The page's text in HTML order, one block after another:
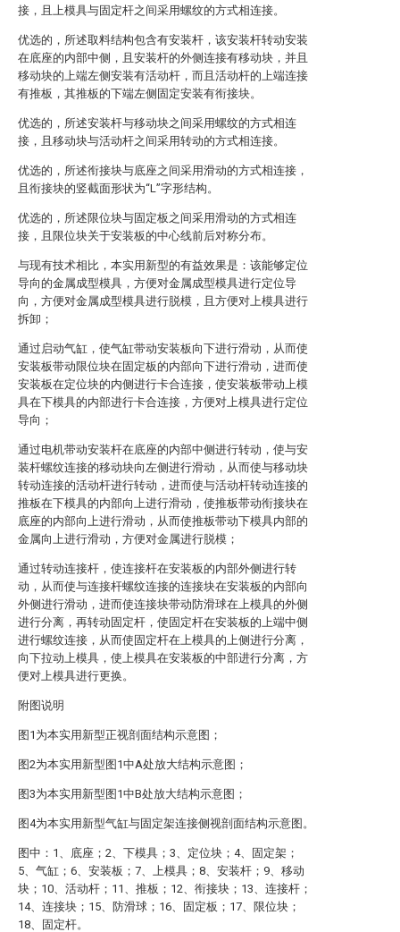
接，且上模具与固定杆之间采用螺纹的方式相连接。
优选的，所述取料结构包含有安装杆，该安装杆转动安装
在底座的内部中侧，且安装杆的外侧连接有移动块，并且
移动块的上端左侧安装有活动杆，而且活动杆的上端连接
有推板，其推板的下端左侧固定安装有衔接块。
优选的，所述安装杆与移动块之间采用螺纹的方式相连
接，且移动块与活动杆之间采用转动的方式相连接。
优选的，所述衔接块与底座之间采用滑动的方式相连接，
且衔接块的竖截面形状为“L”字形结构。
优选的，所述限位块与固定板之间采用滑动的方式相连
接，且限位块关于安装板的中心线前后对称分布。
与现有技术相比，本实用新型的有益效果是：该能够定位
导向的金属成型模具，方便对金属成型模具进行定位导
向，方便对金属成型模具进行脱模，且方便对上模具进行
拆卸；
通过启动气缸，使气缸带动安装板向下进行滑动，从而使
安装板带动限位块在固定板的内部向下进行滑动，进而使
安装板在定位块的内侧进行卡合连接，使安装板带动上模
具在下模具的内部进行卡合连接，方便对上模具进行定位
导向；
通过电机带动安装杆在底座的内部中侧进行转动，使与安
装杆螺纹连接的移动块向左侧进行滑动，从而使与移动块
转动连接的活动杆进行转动，进而使与活动杆转动连接的
推板在下模具的内部向上进行滑动，使推板带动衔接块在
底座的内部向上进行滑动，从而使推板带动下模具内部的
金属向上进行滑动，方便对金属进行脱模；
通过转动连接杆，使连接杆在安装板的内部外侧进行转
动，从而使与连接杆螺纹连接的连接块在安装板的内部向
外侧进行滑动，进而使连接块带动防滑球在上模具的外侧
进行分离，再转动固定杆，使固定杆在安装板的上端中侧
进行螺纹连接，从而使固定杆在上模具的上侧进行分离，
向下拉动上模具，使上模具在安装板的中部进行分离，方
便对上模具进行更换。
附图说明
图1为本实用新型正视剖面结构示意图；
图2为本实用新型图1中A处放大结构示意图；
图3为本实用新型图1中B处放大结构示意图；
图4为本实用新型气缸与固定架连接侧视剖面结构示意图。
图中：1、底座；2、下模具；3、定位块；4、固定架；
5、气缸；6、安装板；7、上模具；8、安装杆；9、移动
块；10、活动杆；11、推板；12、衔接块；13、连接杆；
14、连接块；15、防滑球；16、固定板；17、限位块；
18、固定杆。